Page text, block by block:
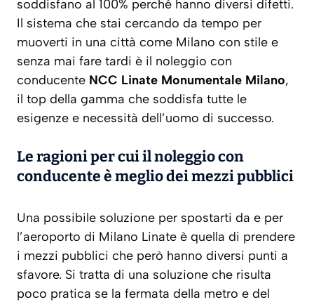
soddisfano al 100% perché hanno diversi difetti.
Il sistema che stai cercando da tempo per
muoverti in una città come Milano con stile e
senza mai fare tardi è il noleggio con
conducente NCC Linate Monumentale Milano,
il top della gamma che soddisfa tutte le
esigenze e necessità dell’uomo di successo.
Le ragioni per cui il noleggio con
conducente è meglio dei mezzi pubblici
Una possibile soluzione per spostarti da e per
l’aeroporto di Milano Linate è quella di prendere
i mezzi pubblici che però hanno diversi punti a
sfavore. Si tratta di una soluzione che risulta
poco pratica se la fermata della metro e del